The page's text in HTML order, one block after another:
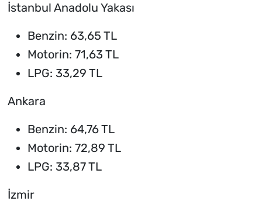
İstanbul Anadolu Yakası
Benzin: 63,65 TL
Motorin: 71,63 TL
LPG: 33,29 TL
Ankara
Benzin: 64,76 TL
Motorin: 72,89 TL
LPG: 33,87 TL
İzmir